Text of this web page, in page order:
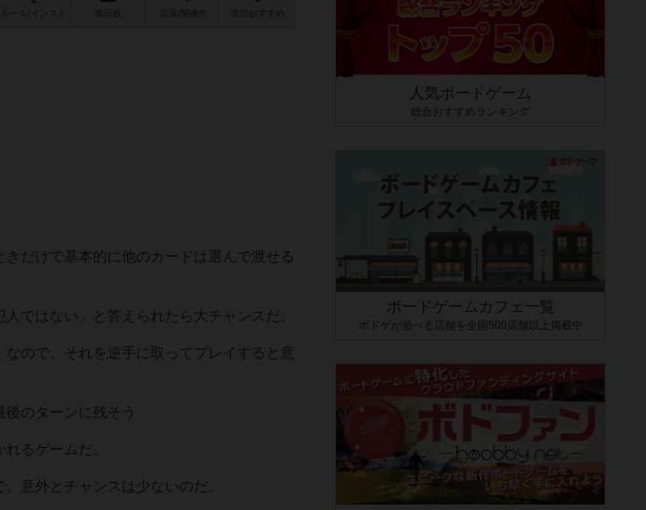
作 次のおすすめ
だけで基本的に他のカードは選んで渡せる
ではない」と答えられたら大チャンスだ。
ので、それを逆手に取ってプレイすると意
のターンに残そう
るゲームだ。
意外とチャンスは少ないのだ。
人気ボードゲーム
総合おすすめランキング
ボードゲームカフェ一覧
ボドゲが遊べる店舗を全国500店舗以上掲載中